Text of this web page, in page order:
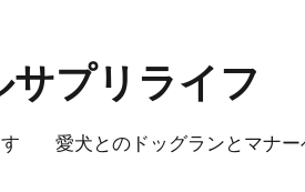
プリライフ
愛犬とのドッグランとマナー